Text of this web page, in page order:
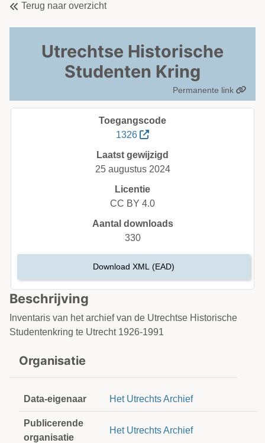
Terug naar overzicht
Utrechtse Historische
Studenten Kring
Permanente link
Beschrijving
Inventaris van het archief van de Utrechtse Historische
Studentenkring te Utrecht 1926-1991
Organisatie
Data-eigenaar Het Utrechts Archief
Publicerende
organisatie
Het Utrechts Archief
Toegangscode
1326
Laatst gewijzigd
25 augustus 2024
Licentie
CC BY 4.0
Aantal downloads
330
Download XML (EAD)